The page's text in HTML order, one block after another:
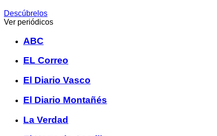
Descúbrelos
Ver periódicos
ABC
EL Correo
El Diario Vasco
El Diario Montañés
La Verdad